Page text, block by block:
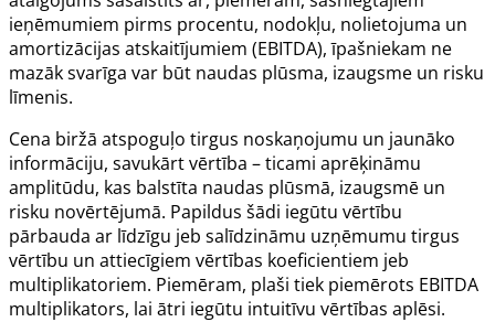
ieņēmumiem pirms procentu, nodokļu, nolietojuma un
amortizācijas atskaitījumiem (EBITDA), īpašniekam ne
mazāk svarīga var būt naudas plūsma, izaugsme un risku
līmenis.
Cena biržā atspoguļo tirgus noskaņojumu un jaunāko
informāciju, savukārt vērtība – ticami aprēķināmu
amplitūdu, kas balstīta naudas plūsmā, izaugsmē un
risku novērtējumā. Papildus šādi iegūtu vērtību
pārbauda ar līdzīgu jeb salīdzināmu uzņēmumu tirgus
vērtību un attiecīgiem vērtības koeficientiem jeb
multiplikatoriem. Piemēram, plaši tiek piemērots EBITDA
multiplikators, lai ātri iegūtu intuitīvu vērtības aplēsi.